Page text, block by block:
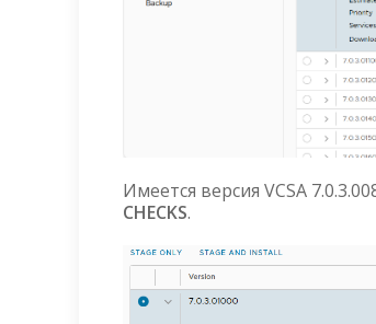
Имеется версия VCSA
CHECKS.